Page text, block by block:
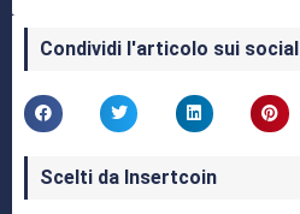
Condividi l'articolo sui social
Scelti da Insertcoin